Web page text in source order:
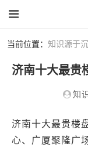
当前位置： 知识源于
知
济南十大最贵楼
心、广厦聚隆广